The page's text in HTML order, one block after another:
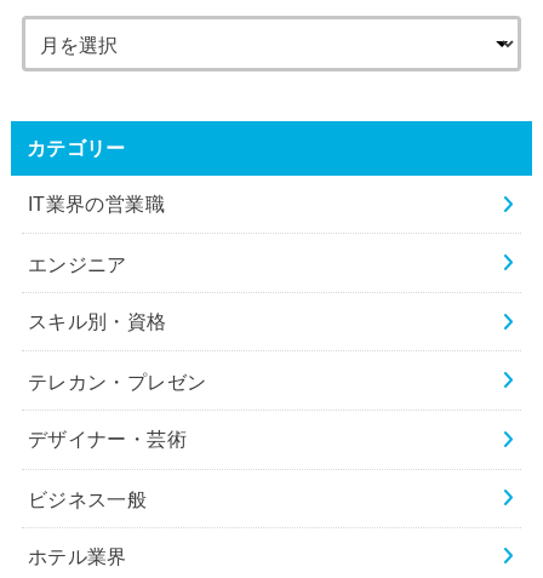
カテゴリー
IT業界の営業職
エンジニア
スキル別・資格
テレカン・プレゼン
デザイナー・芸術
ビジネス一般
ホテル業界